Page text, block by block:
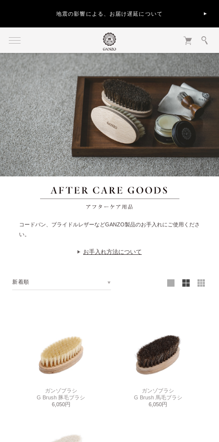
10年使える鞄を、時を重ねるほどに価値あるものへ
コードバン、ブライドルレザーなどGANZO製品のお手入れにご使用くださ
い。
お手入れ方法について
新着順
ガンゾブラシ
G Brush 豚毛ブラシ
6,050円
ガンゾブラシ
G Brush 馬毛ブラシ
6,050円